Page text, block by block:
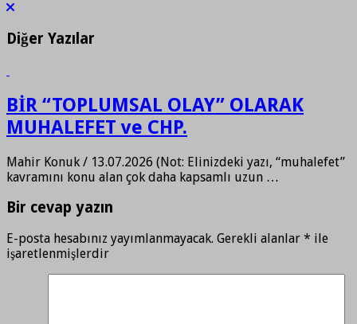
Diğer Yazılar
BİR “TOPLUMSAL OLAY” OLARAK
MUHALEFET ve CHP.
Mahir Konuk / 13.07.2026 (Not: Elinizdeki yazı, “muhalefet”
kavramını konu alan çok daha kapsamlı uzun …
Bir cevap yazın
E-posta hesabınız yayımlanmayacak. Gerekli alanlar * ile
işaretlenmişlerdir